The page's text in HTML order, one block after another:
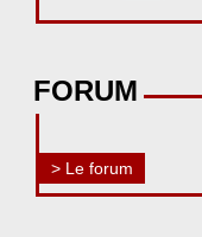
FORUM
> Le forum